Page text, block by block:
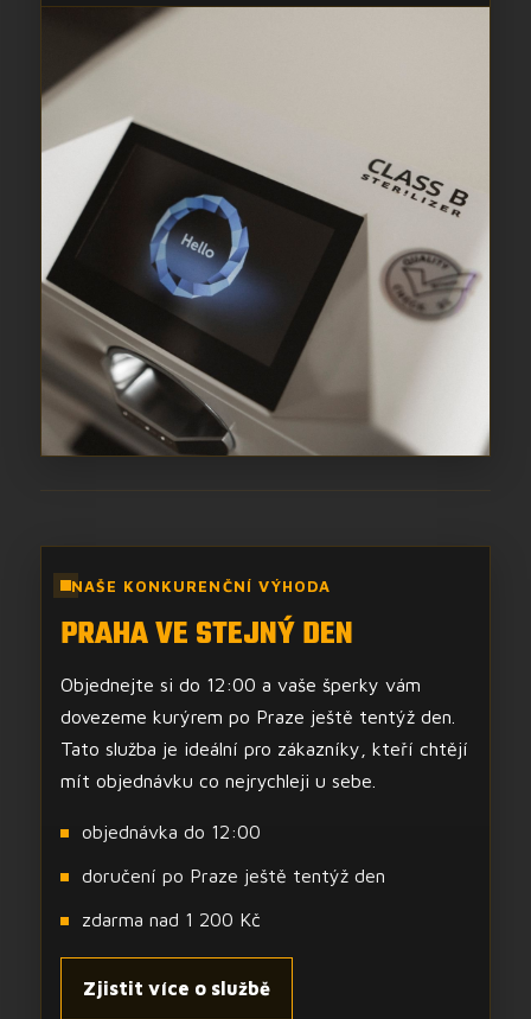
NAŠE KONKURENČNÍ VÝHODA
PRAHA VE STEJNÝ DEN
Objednejte si do 12:00 a vaše šperky vám
dovezeme kurýrem po Praze ještě tentýž den.
Tato služba je ideální pro zákazníky, kteří chtějí
mít objednávku co nejrychleji u sebe.
objednávka do 12:00
doručení po Praze ještě tentýž den
zdarma nad 1 200 Kč
Zjistit více o službě